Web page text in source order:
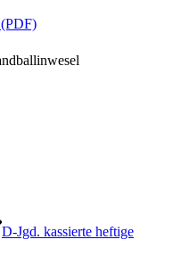
D-Jgd. kassierte heftige